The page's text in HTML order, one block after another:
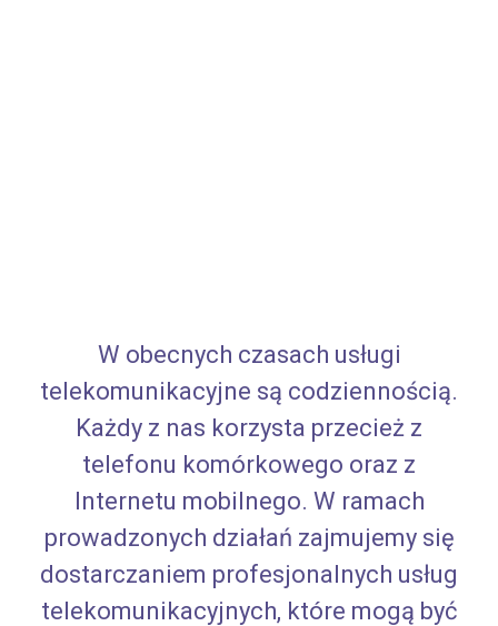
W obecnych czasach usługi
telekomunikacyjne są codziennością.
Każdy z nas korzysta przecież z
telefonu komórkowego oraz z
Internetu mobilnego. W ramach
prowadzonych działań zajmujemy się
dostarczaniem profesjonalnych usług
telekomunikacyjnych, które mogą być